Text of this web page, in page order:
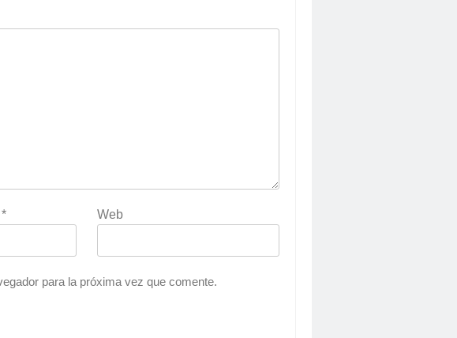
* Web
para la próxima vez que comente.